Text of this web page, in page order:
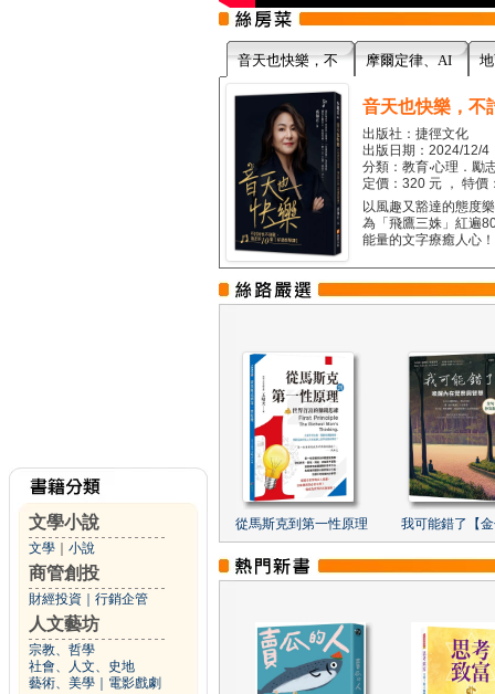
文學小說
文學 小說
商管創投
財經投資 行銷企管
人文藝坊
宗教、哲學
社會、人文、史地
藝術、美學
電影戲劇
音天也快樂，不 摩爾定律、AI
音天也快樂，不
出版社：捷徑文化
出版日期：2024/12/4
分類：教育‧心理．勵
定價：320 元 ， 特價
以風趣又豁達的態度
為「飛鷹三姝」紅遍
能量的文字療癒人心
從馬斯克到第一性原理 我可能錯了【